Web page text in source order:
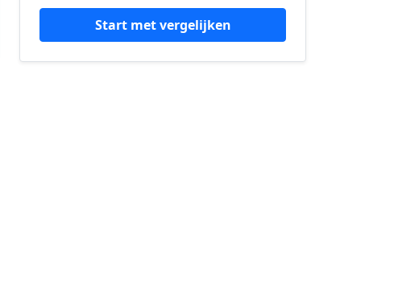
Start met vergelijken